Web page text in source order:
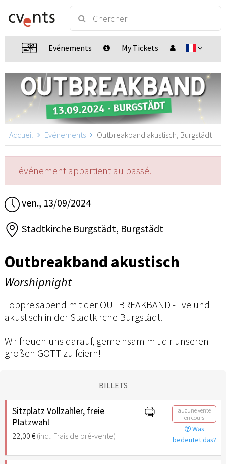
Evénements My Tickets
Accueil Evénements Outbreakband akustisch, Burgstädt
L'événement appartient au passé.
ven., 13/09/2024
Stadtkirche Burgstädt, Burgstädt
Outbreakband akustisch
Worshipnight
Lobpreisabend mit der OUTBREAKBAND - live und
akustisch in der Stadtkirche Burgstädt.
Wir freuen uns darauf, gemeinsam mit dir unseren
großen GOTT zu feiern!
BILLETS
Sitzplatz Vollzahler, freie
Platzwahl
22,00 €(incl. Frais de pré-vente)
aucune vente
en cours
Was
bedeutet das?